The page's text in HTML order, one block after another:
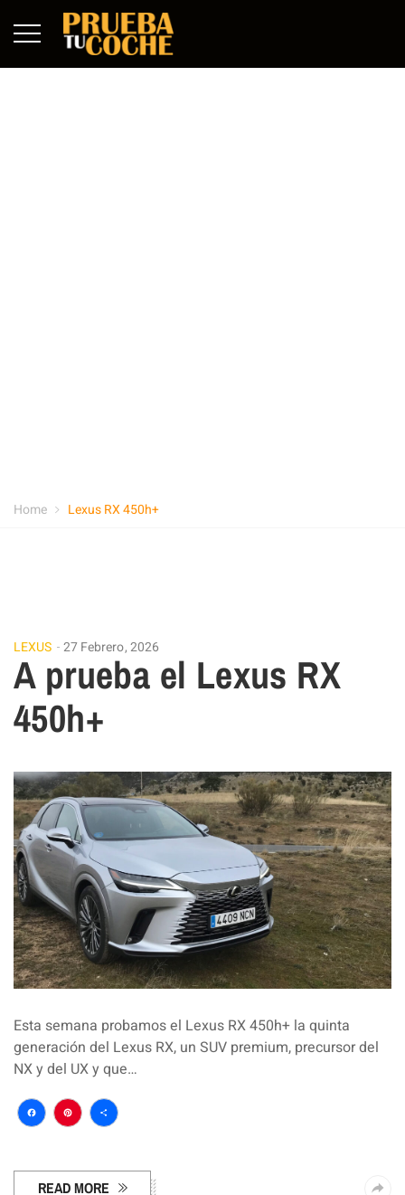
Home Lexus RX 450h+
LEXUS 27 Febrero, 2026
A prueba el Lexus RX
450h+
Esta semana probamos el Lexus RX 450h+ la quinta
generación del Lexus RX, un SUV premium, precursor del
NX y del UX y que…
Facebook
Pinterest
Compartir
READ MORE